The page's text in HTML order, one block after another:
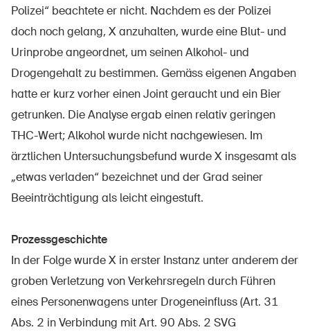
Ordinare & scaricare materiali
Corsi ed eventi
Prodotti sicuri
Approfondimenti giuridici
Delegate e delegati alla sicurezza e Comuni
Contatto e consulenza
Polizei“ beachtete er nicht. Nachdem es der Polizei
doch noch gelang, X anzuhalten, wurde eine Blut- und
Urinprobe angeordnet, um seinen Alkohol- und
Drogengehalt zu bestimmen. Gemäss eigenen Angaben
hatte er kurz vorher einen Joint geraucht und ein Bier
getrunken. Die Analyse ergab einen relativ geringen
THC-Wert; Alkohol wurde nicht nachgewiesen. Im
ärztlichen Untersuchungsbefund wurde X insgesamt als
„etwas verladen“ bezeichnet und der Grad seiner
Beeinträchtigung als leicht eingestuft.
Prozessgeschichte
In der Folge wurde X in erster Instanz unter anderem der
groben Verletzung von Verkehrsregeln durch Führen
eines Personenwagens unter Drogeneinfluss (Art. 31
Abs. 2 in Verbindung mit Art. 90 Abs. 2 SVG